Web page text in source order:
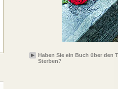
Haben Sie ein Buch über den
Sterben?